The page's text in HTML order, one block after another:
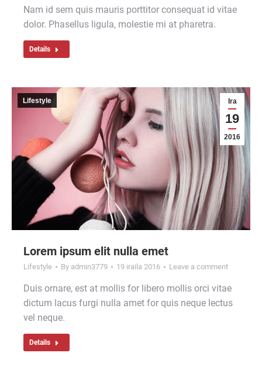
Nam id sem quis mauris porttitor consequat id vitae
dolor. Phasellus ligula, molestie mi at pharetra.
Details
Ira
19
2016
Lifestyle
Lorem ipsum elit nulla emet
Lifestyle By admin3779 19 iraila 2016 Leave a comment
Duis ornare, est at mollis for libero mollis orci vitae
dictum lacus furgi nulla amet for quis neque lectus
vel neque.
Details